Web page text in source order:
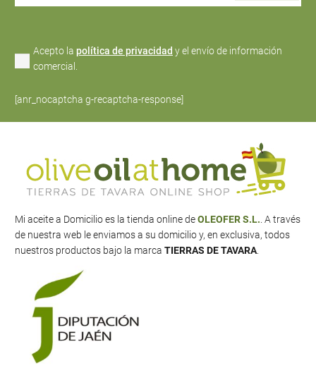
Acepto la política de privacidad y el envío de información
comercial.
[anr_nocaptcha g-recaptcha-response]
Mi aceite a Domicilio es la tienda online deOLEOFER S.L.. A través
de nuestra web le enviamos a su domicilio y, en exclusiva, todos
nuestros productos bajo la marca TIERRAS DE TAVARA.